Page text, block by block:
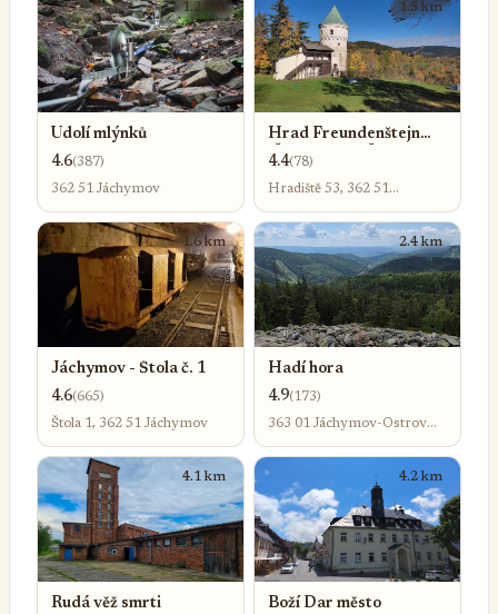
1.2 km
Údolí mlýnků
4.6(387)
362 51 Jáchymov
1.5 km
Hrad Freundenštejn
(Šlikova Věž; Šlikův
hrádek)
4.4(78)
Hradiště 53, 362 51
1.6 km
Jáchymov - Štola č. 1
4.6(665)
Štola 1, 362 51 Jáchymov
2.4 km
Hadí hora
4.9(173)
363 01 Jáchymov-Ostrov
4.1 km
Rudá věž smrti
4.2 km
Boží Dar město